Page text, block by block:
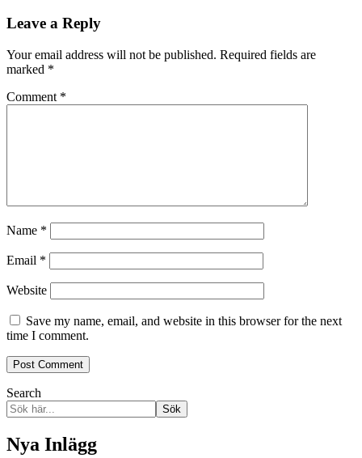
Leave a Reply
Your email address will not be published. Required fields are
marked *
Comment *
Name *
Email *
Website
Save my name, email, and website in this browser for the next
time I comment.
Search
Sök
Nya Inlägg